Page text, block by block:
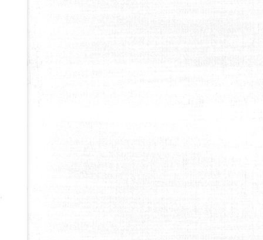
POUR LES FRANÇAIS ?